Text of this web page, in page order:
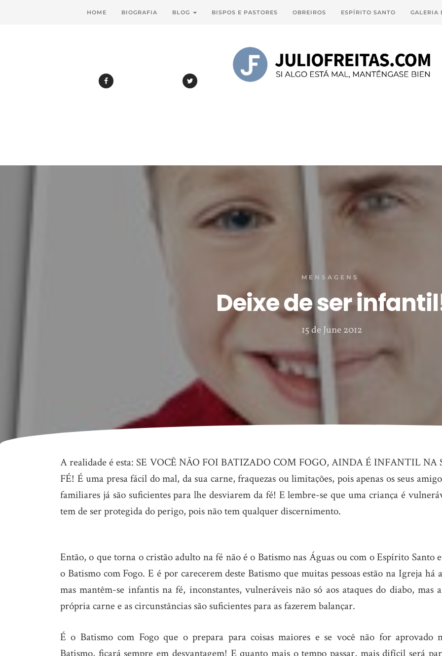
HOME BIOGRAFIA BLOG BISPOS E PASTORES OBREIROS ESPÍRITO SANTO GALERIA
MENSAGENS
Deixe de ser
15 de June 2012
Deixe
de
ser
infantil!
A realidade é esta: SE VOCÊ NÃO FOI BATIZADO COM FOGO, AINDA É INFANTIL NA
FÉ! É uma presa fácil do mal, da sua carne, fraquezas ou limitações, pois apenas os seus
familiares já são suficientes para lhe desviarem da fé! E lembre-se que uma criança é
tem de ser protegida do perigo, pois não tem qualquer discernimento.
Então, o que torna o cristão adulto na fé não é o Batismo nas Águas ou com o Espírito Santo
o Batismo com Fogo. E é por carecerem deste Batismo que muitas pessoas estão na Igreja há
mas mantêm-se infantis na fé, inconstantes, vulneráveis não só aos ataques do diabo, mas
própria carne e as circunstâncias são suficientes para as fazerem balançar.
É o Batismo com Fogo que o prepara para coisas maiores e se você não for aprovado
Batismo, ficará sempre em desvantagem! E quanto mais o tempo passar, mais difícil será